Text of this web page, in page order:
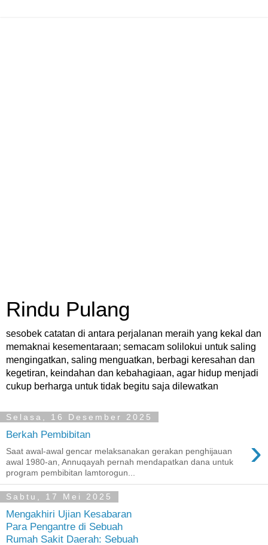
Rindu Pulang
sesobek catatan di antara perjalanan meraih yang kekal dan
memaknai kesementaraan; semacam solilokui untuk saling
mengingatkan, saling menguatkan, berbagi keresahan dan
kegetiran, keindahan dan kebahagiaan, agar hidup menjadi
cukup berharga untuk tidak begitu saja dilewatkan
Selasa, 16 Desember 2025
Berkah Pembibitan ›
Saat awal-awal gencar melaksanakan gerakan penghijauan
awal 1980-an, Annuqayah pernah mendapatkan dana untuk
program pembibitan lamtorogun...
Sabtu, 17 Mei 2025
Mengakhiri Ujian Kesabaran
Para Pengantre di Sebuah
Rumah Sakit Daerah: Sebuah